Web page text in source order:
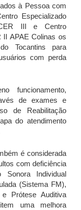
à Pessoa com
Especializado
III e Centro
II APAE Colinas os
Tocantins para
com perda
funcionamento,
de exames e
de Reabilitação
do atendimento
é considerada
com deficiência
Sonora Individual
(Sistema FM),
Prótese Auditiva
uma melhora